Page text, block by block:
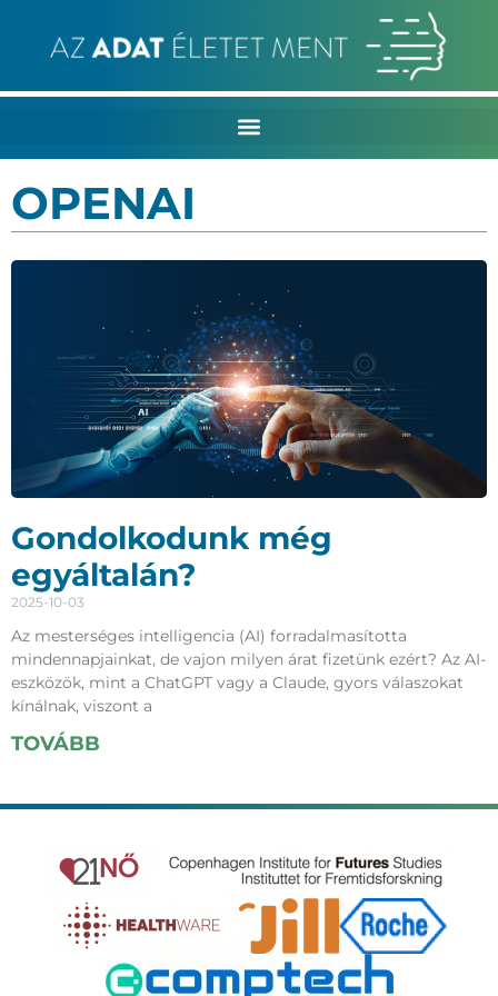
OPENAI
Gondolkodunk még
egyáltalán?
2025-10-03
Az mesterséges intelligencia (AI) forradalmasította
mindennapjainkat, de vajon milyen árat fizetünk ezért? Az AI-
eszközök, mint a ChatGPT vagy a Claude, gyors válaszokat
kínálnak, viszont a
TOVÁBB